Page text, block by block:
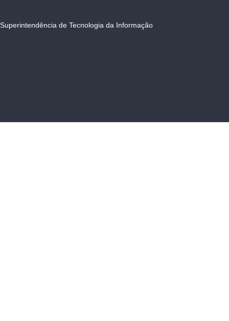
Superintendência de Tecnologia da Informação